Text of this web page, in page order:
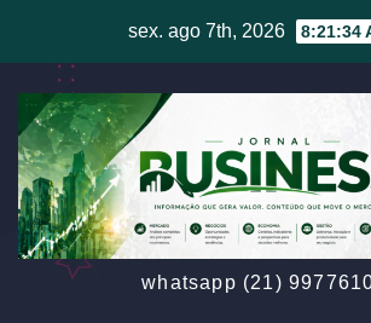
content
sex. ago 7th, 2026 8:21:37
whatsapp (21)